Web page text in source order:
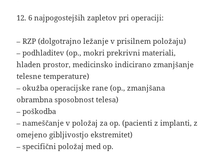
12. 6 najpogostejših zapletov pri operaciji:
– RZP (dolgotrajno ležanje v prisilnem položaju)
– podhladitev (op., mokri prekrivni materiali,
hladen prostor, medicinsko indicirano zmanjšanje
telesne temperature)
– okužba operacijske rane (op., zmanjšana
obrambna sposobnost telesa)
– poškodba
– nameščanje v položaj za op. (pacienti z implanti, z
omejeno gibljivostjo ekstremitet)
– specifični položaj med op.